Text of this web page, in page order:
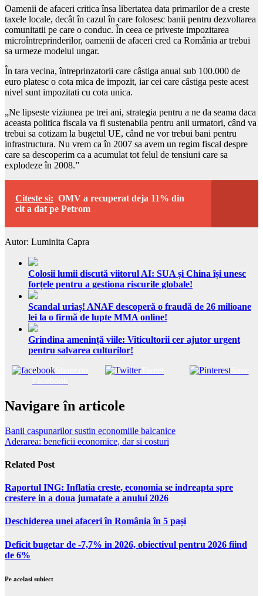
Oamenii de afaceri critica însa libertatea data primarilor de a creste
taxele locale, decât în cazul în care folosesc banii pentru dezvoltarea
comunitatii pe care o conduc. În ceea ce priveste impozitarea
microîntreprinderilor, oamenii de afaceri cred ca România ar trebui
sa urmeze modelul ungar.
În tara vecina, întreprinzatorii care câstiga anual sub 100.000 de
euro platesc o cota mica de impozit, iar cei care câstiga peste acest
nivel sunt impozitati cu cota unica.
„Ne lipseste viziunea pe trei ani, strategia pentru a ne da seama daca
aceasta politica fiscala va fi sustenabila pentru anii urmatori, când va
trebui sa cotizam la bugetul UE, când ne vor trebui bani pentru
infrastructura. Nu vrem ca în 2007 sa avem un regim fiscal despre
care sa descoperim ca a acumulat tot felul de tensiuni care sa
explodeze în 2008.”
Citeste si: OMV a recuperat deja 11% din
cit a dat pe Petrom
Autor: Luminita Capra
Colosii lumii discută viitorul AI: SUA și China își unesc
forțele pentru a gestiona riscurile globale!
Scandal uriaș! ANAF descoperă o fraudă de 26 milioane
lei la o firmă de lupte MMA online!
Grindina amenință viile: Viticultorii cer ajutor urgent
pentru salvarea culturilor!
Tweet Save
Navigare în articole
Banii caspunarilor sustin economiile balcanice
Aderarea: beneficii economice, dar si costuri
Related Post
Raportul ING: Inflatia creste, economia se indreapta spre
crestere in a doua jumatate a anului 2026
Deschiderea unei afaceri în România în 5 pași
Deficit bugetar de -7,7% in 2026, obiectivul pentru 2026 fiind
de 6%
Pe acelasi subiect